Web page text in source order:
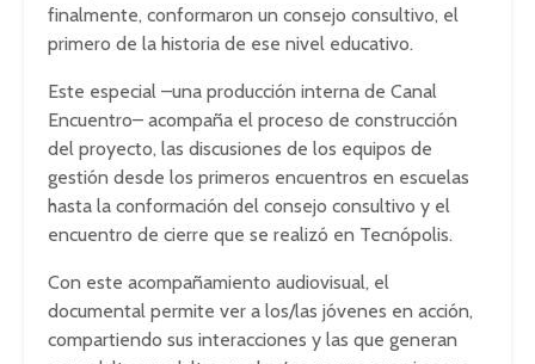
finalmente, conformaron un consejo consultivo, el
primero de la historia de ese nivel educativo.
Este especial –una producción interna de Canal
Encuentro– acompaña el proceso de construcción
del proyecto, las discusiones de los equipos de
gestión desde los primeros encuentros en escuelas
hasta la conformación del consejo consultivo y el
encuentro de cierre que se realizó en Tecnópolis.
Con este acompañamiento audiovisual, el
documental permite ver a los/las jóvenes en acción,
compartiendo sus interacciones y las que generan